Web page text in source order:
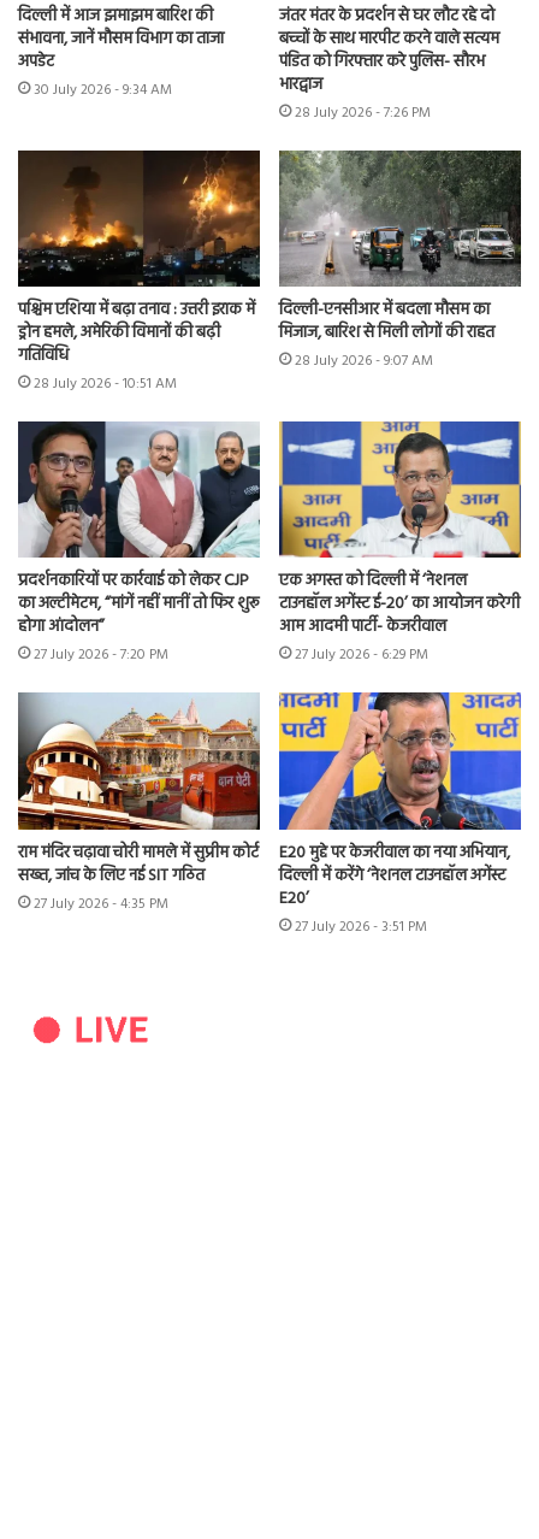
दिल्ली में आज झमाझम बारिश की
संभावना, जानें मौसम विभाग का ताजा
अपडेट
30 July 2026 - 9:34 AM
जंतर मंतर के प्रदर्शन से घर लौट रहे दो
बच्चों के साथ मारपीट करने वाले सत्यम
पंडित को गिरफ्तार करे पुलिस- सौरभ
भारद्वाज
28 July 2026 - 7:26 PM
पश्चिम एशिया में बढ़ा तनाव : उत्तरी इराक में
ड्रोन हमले, अमेरिकी विमानों की बढ़ी
गतिविधि
28 July 2026 - 10:51 AM
दिल्ली-एनसीआर में बदला मौसम का
मिजाज, बारिश से मिली लोगों की राहत
28 July 2026 - 9:07 AM
प्रदर्शनकारियों पर कार्रवाई को लेकर CJP
का अल्टीमेटम, “मांगें नहीं मानीं तो फिर शुरू
होगा आंदोलन”
27 July 2026 - 7:20 PM
एक अगस्त को दिल्ली में ‘नेशनल
टाउनहॉल अगेंस्ट ई-20’ का आयोजन करेगी
आम आदमी पार्टी- केजरीवाल
27 July 2026 - 6:29 PM
राम मंदिर चढ़ावा चोरी मामले में सुप्रीम कोर्ट
सख्त, जांच के लिए नई SIT गठित
27 July 2026 - 4:35 PM
E20 मुद्दे पर केजरीवाल का नया अभियान,
दिल्ली में करेंगे ‘नेशनल टाउनहॉल अगेंस्ट
E20’
27 July 2026 - 3:51 PM